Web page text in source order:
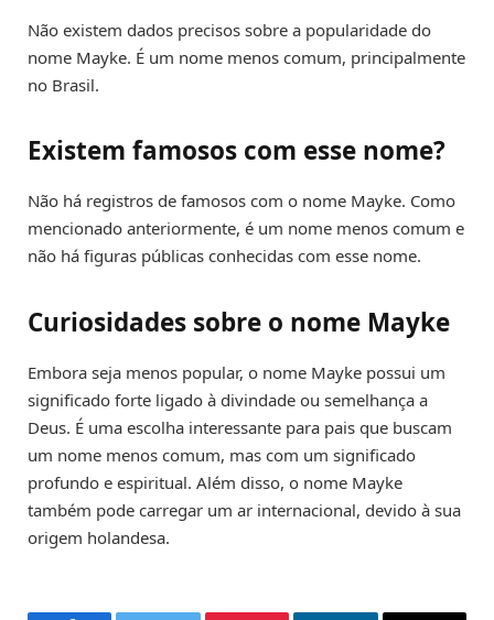
Não existem dados precisos sobre a popularidade do
nome Mayke. É um nome menos comum, principalmente
no Brasil.
Existem famosos com esse nome?
Não há registros de famosos com o nome Mayke. Como
mencionado anteriormente, é um nome menos comum e
não há figuras públicas conhecidas com esse nome.
Curiosidades sobre o nome Mayke
Embora seja menos popular, o nome Mayke possui um
significado forte ligado à divindade ou semelhança a
Deus. É uma escolha interessante para pais que buscam
um nome menos comum, mas com um significado
profundo e espiritual. Além disso, o nome Mayke
também pode carregar um ar internacional, devido à sua
origem holandesa.